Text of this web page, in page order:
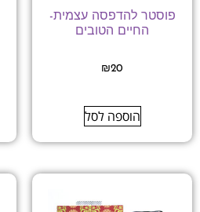
פוסטר להדפסה עצמית-
החיים הטובים
₪20
הוספה לסל